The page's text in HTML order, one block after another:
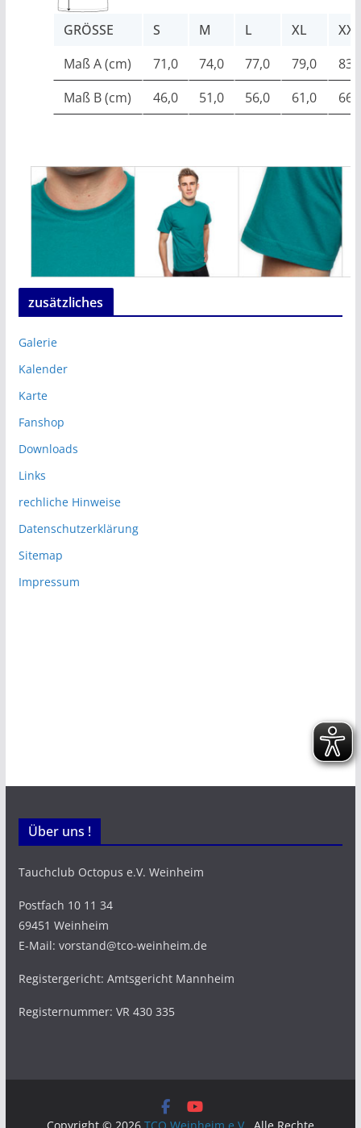
GRÖSSE S M L XL
XXL
Maß A (cm)
71,0 74,0 77,0 79,0
Maß B (cm)
46,0 51,0 56,0 61,0
zusätzliches
Galerie
Kalender
Karte
Fanshop
Downloads
Links
rechliche Hinweise
Datenschutzerklärung
Sitemap
Impressum
Über uns !
Tauchclub Octopus e.V. Weinheim
Postfach 10 11 34
69451 Weinheim
E-Mail: vorstand@tco-weinheim.de
Registergericht: Amtsgericht Mannheim
Registernummer: VR 430 335